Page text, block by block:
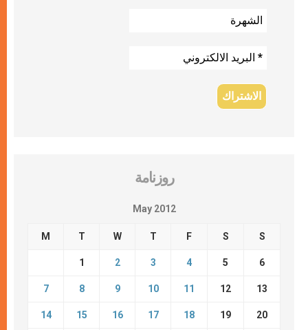
روزنامة
May 2012
M T W T F S S
1 2 3 4 5 6
7 8 9 10 11 12 13
14 15 16 17 18 19 20